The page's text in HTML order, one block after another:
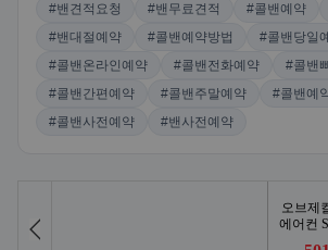
#밴견적요청
#밴무료견적 #콜밴예약
#밴대절예약
#콜밴예약방법
#콜밴당일
#콜밴온라인예약
#콜밴전화예약
#콜밴
#콜밴간편예약
#콜밴주말예약
#콜밴예
#콜밴사전예약
#밴사전예약